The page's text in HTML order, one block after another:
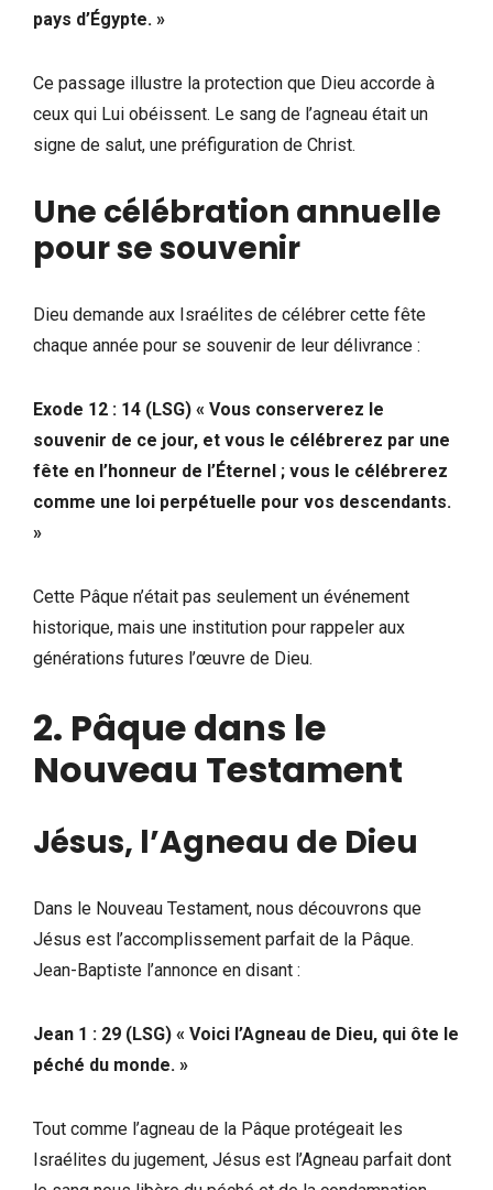
pays d’Égypte. »
Ce passage illustre la protection que Dieu accorde à
ceux qui Lui obéissent. Le sang de l’agneau était un
signe de salut, une préfiguration de Christ.
Une célébration annuelle
pour se souvenir
Dieu demande aux Israélites de célébrer cette fête
chaque année pour se souvenir de leur délivrance :
Exode 12 : 14 (LSG) « Vous conserverez le
souvenir de ce jour, et vous le célébrerez par une
fête en l’honneur de l’Éternel ; vous le célébrerez
comme une loi perpétuelle pour vos descendants.
»
Cette Pâque n’était pas seulement un événement
historique, mais une institution pour rappeler aux
générations futures l’œuvre de Dieu.
2. Pâque dans le
Nouveau Testament
Jésus, l’Agneau de Dieu
Dans le Nouveau Testament, nous découvrons que
Jésus est l’accomplissement parfait de la Pâque.
Jean-Baptiste l’annonce en disant :
Jean 1 : 29 (LSG) « Voici l’Agneau de Dieu, qui ôte le
péché du monde. »
Tout comme l’agneau de la Pâque protégeait les
Israélites du jugement, Jésus est l’Agneau parfait dont